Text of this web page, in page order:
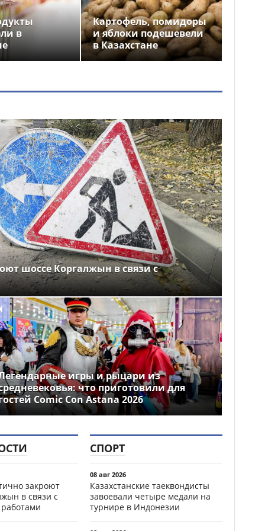
в
Картофель, помидоры
и яблоки подешевели
в Казахстане
шоссе Коргалжын в связи с
игры и рыцари из
что приготовили для
Comic Con Astana 2026
закроют
в связи с
СПОРТ
08 авг 2026
Казахстанские таеквондисты
завоевали четыре медали на
турнире в Индонезии